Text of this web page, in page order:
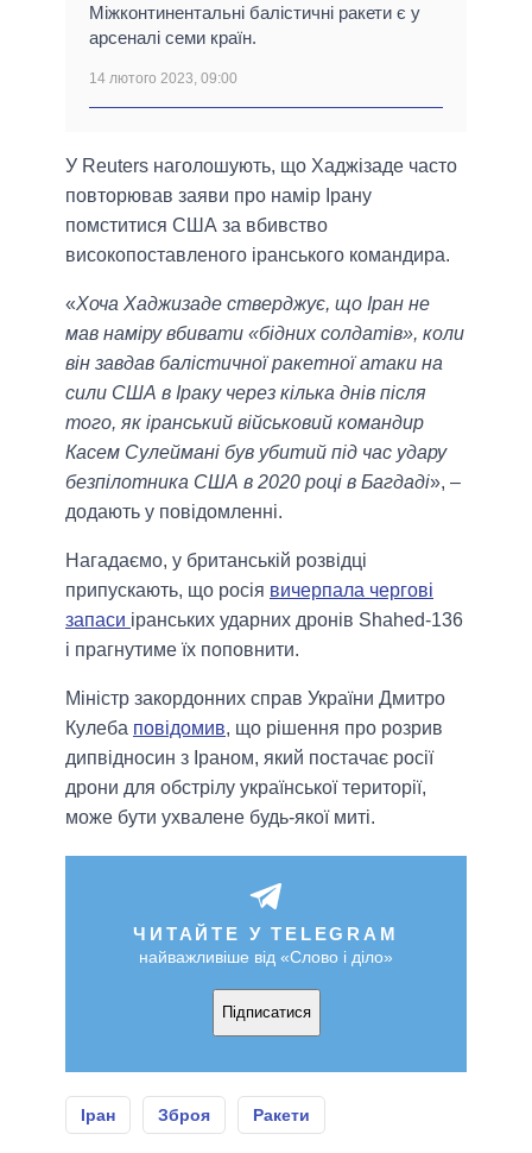
Міжконтинентальні балістичні ракети є у
арсеналі семи країн.
14 лютого 2023, 09:00
У Reuters наголошують, що Хаджізаде часто
повторював заяви про намір Ірану
помститися США за вбивство
високопоставленого іранського командира.
«Хоча Хаджизаде стверджує, що Іран не
мав наміру вбивати «бідних солдатів», коли
він завдав балістичної ракетної атаки на
сили США в Іраку через кілька днів після
того, як іранський військовий командир
Касем Сулеймані був убитий під час удару
безпілотника США в 2020 році в Багдаді», –
додають у повідомленні.
Нагадаємо, у британській розвідці
припускають, що росія вичерпала чергові
запаси іранських ударних дронів Shahed-136
і прагнутиме їх поповнити.
Міністр закордонних справ України Дмитро
Кулеба повідомив, що рішення про розрив
дипвідносин з Іраном, який постачає росії
дрони для обстрілу української території,
може бути ухвалене будь-якої миті.
ЧИТАЙТЕ У TELEGRAM
найважливіше від «Слово і діло»
Підписатися
Іран Зброя Ракети